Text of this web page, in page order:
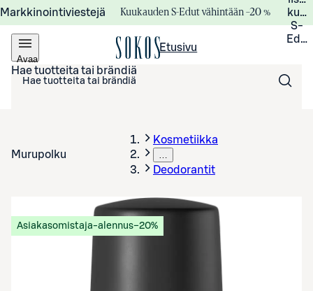
Markkinointiviestejä Kuukauden S-Edut vähintään –20 %
S-
Avaa
valikko
Etusivu
Hae tuotteita tai brändiä
Murupolku
Kosmetiikka
…
Deodorantit
Asiakasomistaja-alennus−20%